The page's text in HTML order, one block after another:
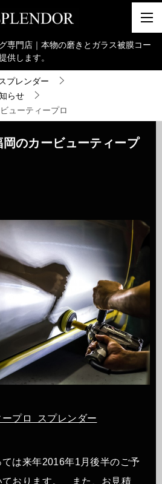
専門店｜本物の磨きとガラス被膜コー
供します。
プレンダー
らせ
ューティープロ
のカービューティープ
プロ スプレンダー
は来年2016年1月後半のご予
ております。 また、お見積